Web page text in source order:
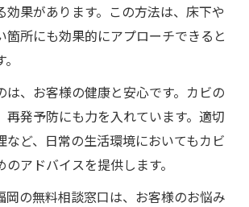
効果があります。この方法は、床下や
箇所にも効果的にアプローチできると
は、お客様の健康と安心です。カビの
再発予防にも力を入れています。適切
など、日常の生活環境においてもカビ
アドバイスを提供します。
岡の無料相談窓口は、お客様のお悩み